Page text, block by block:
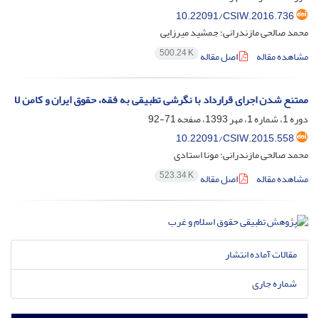
10.22091/CSIW.2016.736
محمد صالحی مازندرانی؛ جمشید میرزایی
مشاهده مقاله
اصل مقاله 500.24 K
ممتنع شدن اجرای قرارداد با نگرشی تطبیقی به فقه، حقوق ایران و کامن لا
دوره 1، شماره 1، مهر 1393، صفحه
71-92
10.22091/CSIW.2015.558
محمد صالحی مازندرانی؛ مونا استادی
مشاهده مقاله
اصل مقاله 523.34 K
مقالات آماده انتشار
شماره جاری